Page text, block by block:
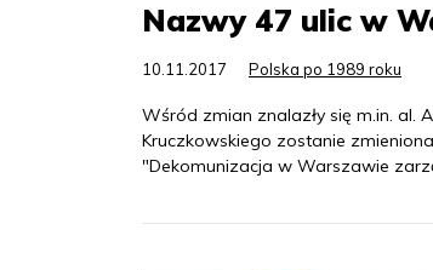
Nazwy 47 ulic w
10.11.2017 Polska po 1989 roku
Wśród zmian znalazły się m.in. al.
Kruczkowskiego zostanie
"Dekomunizacja w Warszawie